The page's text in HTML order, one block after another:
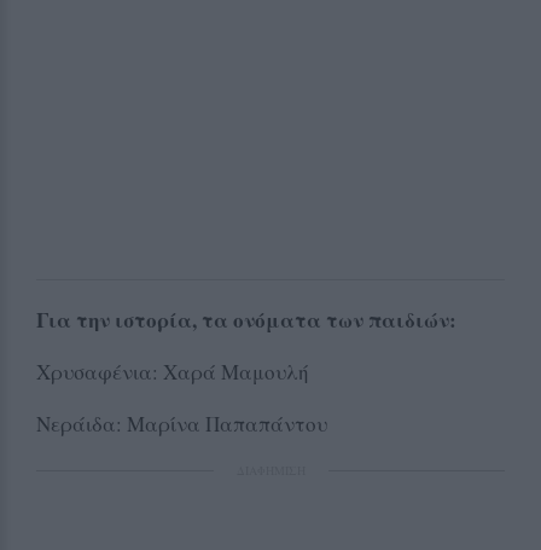
Για την ιστορία, τα ονόματα των παιδιών:
Χρυσαφένια: Χαρά Μαμουλή
Νεράιδα: Μαρίνα Παπαπάντου